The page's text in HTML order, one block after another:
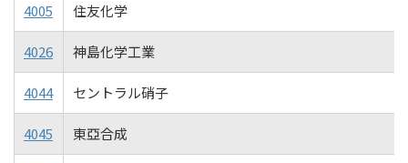
4005 住友化学
4026 神島化学工業
4044 セントラル硝子
4045 東亞合成